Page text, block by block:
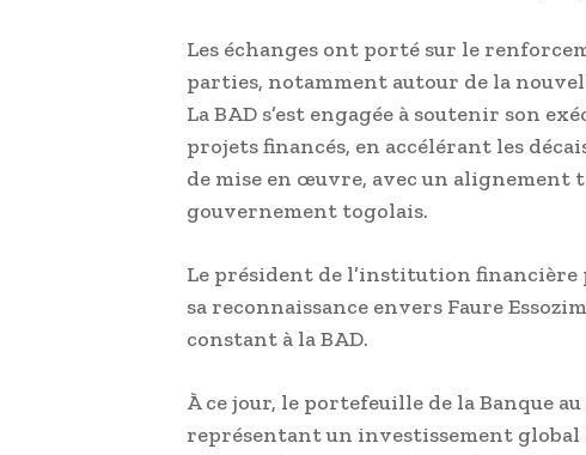
Les échanges ont porté sur le
parties, notamment autour de la
La BAD s’est engagée à soutenir son
projets financés, en accélérant les
de mise en œuvre, avec un alignement
gouvernement togolais.
Le président de l’institution
sa reconnaissance envers Faure
constant à la BAD.
À ce jour, le portefeuille de la Banque
représentant un investissement global